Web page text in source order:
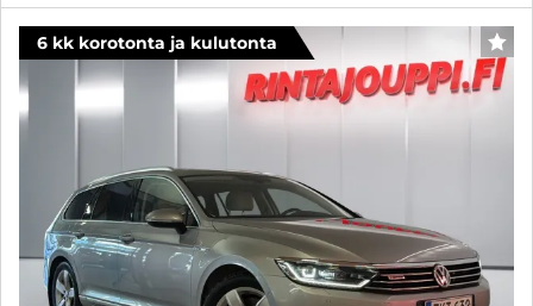
6 kk korotonta ja kulutonta